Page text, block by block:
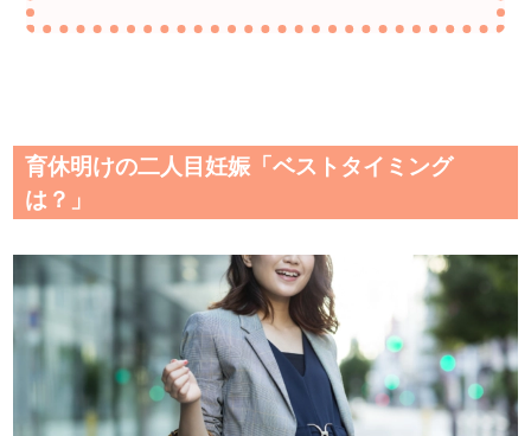
育休明けの二人目妊娠「ベストタイミング
は？」